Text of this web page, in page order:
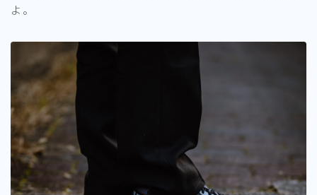
よ。